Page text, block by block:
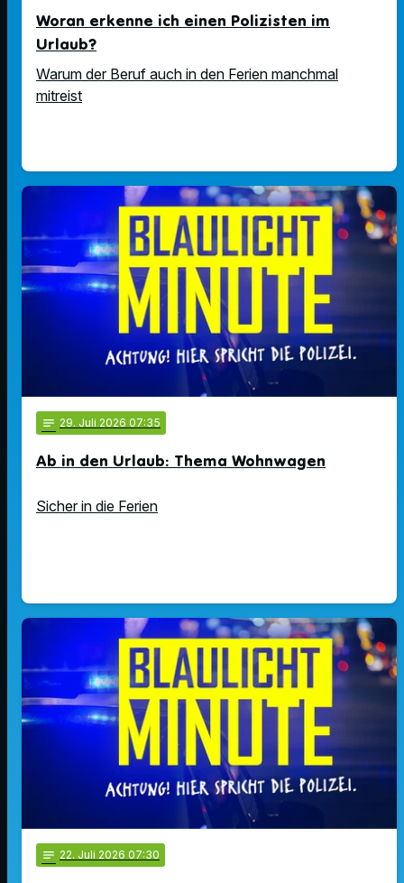
Woran erkenne ich einen Polizisten im
Urlaub?
Warum der Beruf auch in den Ferien manchmal
mitreist
notes 29. Juli 2026 07:35
Ab in den Urlaub: Thema Wohnwagen
Sicher in die Ferien
notes 22. Juli 2026 07:30